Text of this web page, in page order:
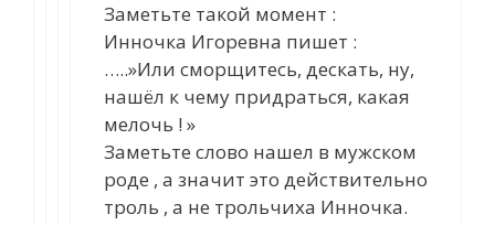
Заметьте такой момент :
Инночка Игоревна пишет :
…..»Или сморщитесь, дескать, ну,
нашёл к чему придраться, какая
мелочь ! »
Заметьте слово нашел в мужском
роде , а значит это действительно
троль , а не трольчиха Инночка.